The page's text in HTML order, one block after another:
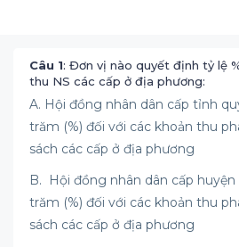
Câu 1: Đơn vị nào quyết định tỷ lệ
thu NS các cấp ở địa phương:
A. Hội đồng nhân dân cấp tỉnh
trăm (%) đối với các khoản thu
sách các cấp ở địa phương
B. Hội đồng nhân dân cấp
trăm (%) đối với các khoản thu
sách các cấp ở địa phương